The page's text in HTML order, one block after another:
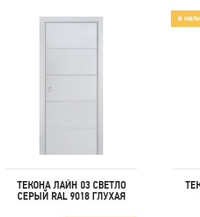
ТЕКОНА ЛАЙН 03 СВЕТЛО
СЕРЫЙ RAL 9018 ГЛУХАЯ
в